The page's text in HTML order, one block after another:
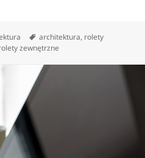
Tagi
architektura, rolety
zewnętrzne